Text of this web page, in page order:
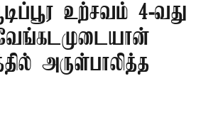
உற்சவம் 4-வது
அருள்பாலித்த